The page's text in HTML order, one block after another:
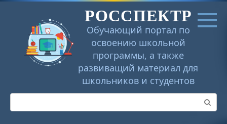
Перейти
РОССПЕКТР
Обучающий портал по
освоению школьной
программы, а также
развиващий материал для
школьников и студентов
Поиск: